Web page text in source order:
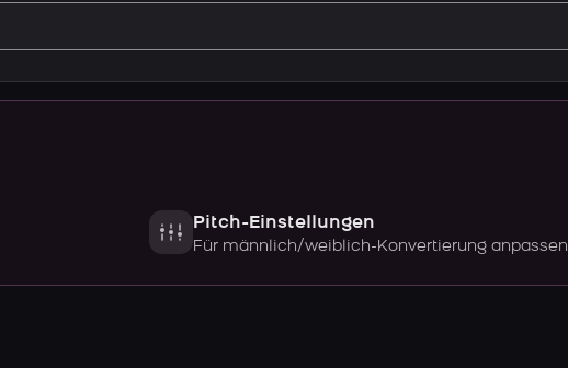
Pitch-Einstellungen
Für männlich/weiblich-Konvertierung anpassen